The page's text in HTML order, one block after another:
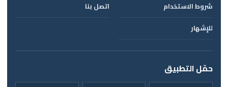
شروط الاستخدام
اتصل بنا
للإشهار
حمّل التطبيق